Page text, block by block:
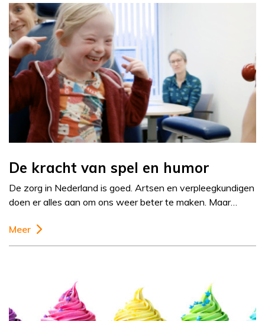
De kracht van spel en humor
De zorg in Nederland is goed. Artsen en verpleegkundigen
doen er alles aan om ons weer beter te maken. Maar…
Meer